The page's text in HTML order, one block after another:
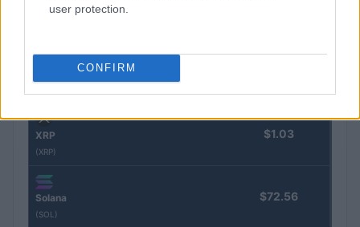
user protection.
CONFIRM
Ethereum
XRP
(XRP)
$1.03
Solana
(SOL)
$72.56